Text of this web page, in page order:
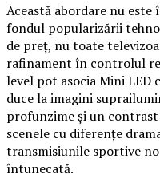
Această abordare nu
fondul popularizării
de preț, nu toate
rafinament în controlul
level pot asocia Mini LED
duce la imagini
profunzime și un
scenele cu diferențe
transmisiunile sportive
întunecată.